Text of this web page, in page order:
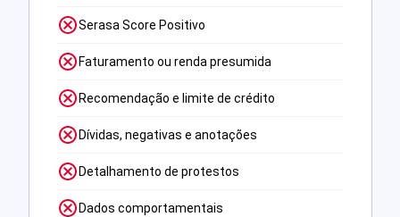
Serasa Score Positivo
Faturamento ou renda presumida
Recomendação e limite de crédito
Dívidas, negativas e anotações
Detalhamento de protestos
Dados comportamentais